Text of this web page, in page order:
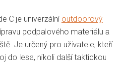
C je univerzální outdoorový
podpalového materiálu a
Je určený pro uživatele, kteří
do lesa, nikoli další taktickou